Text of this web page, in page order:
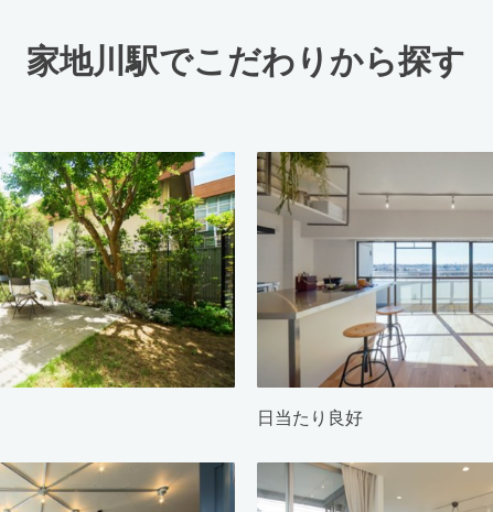
家地川駅でこだわりから探す
日当たり良好